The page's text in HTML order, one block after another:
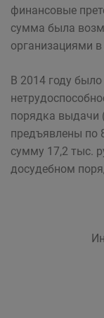
финансовые
сумма была
организациями
В 2014 году
порядка выдачи
предъявлены по
сумму 17,2 тыс.
досудебном